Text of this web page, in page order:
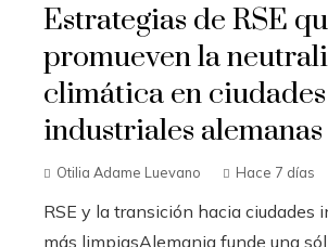
Estrategias de RSE
promueven la
climática en ciudades
industriales alemanas
Otilia Adame Luevano Hace 7 días
RSE y la transición hacia ciudades
más limpiasAlemania funde una